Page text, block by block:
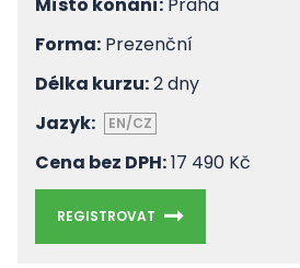
Forma: Prezenční
Délka kurzu:2 dny
Jazyk:
EN/CZ
Cena bez DPH:17 490 Kč
REGISTROVAT